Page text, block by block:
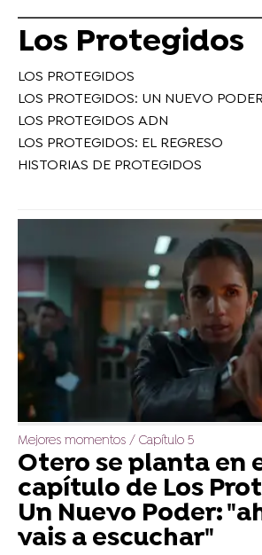
Los Protegidos
LOS PROTEGIDOS
LOS PROTEGIDOS: UN NUEVO
LOS PROTEGIDOS ADN
LOS PROTEGIDOS: EL REGRESO
HISTORIAS DE PROTEGIDOS
Mejores momentos / Capítulo 5
Otero se planta en
capítulo de Los
Un Nuevo Poder:
vais a escuchar"